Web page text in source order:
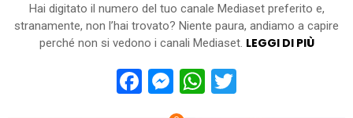
Hai digitato il numero del tuo canale Mediaset preferito e,
stranamente, non l’hai trovato? Niente paura, andiamo a capire
perché non si vedono i canali Mediaset. LEGGI DI PIÙ
Facebook
Messenger
WhatsApp